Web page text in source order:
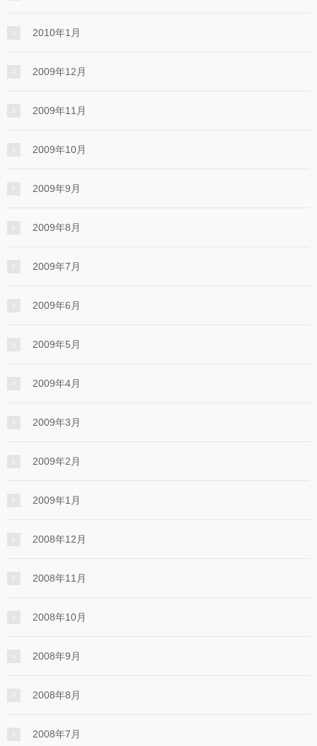
2010年1月
2009年12月
2009年11月
2009年10月
2009年9月
2009年8月
2009年7月
2009年6月
2009年5月
2009年4月
2009年3月
2009年2月
2009年1月
2008年12月
2008年11月
2008年10月
2008年9月
2008年8月
2008年7月